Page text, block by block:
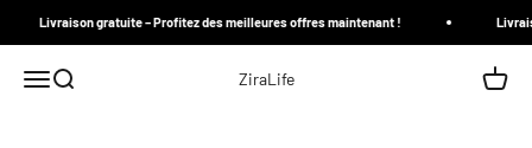
Livraison gratuite – Profitez des meilleures offres maintenant !
MenüSuche ZiraLife